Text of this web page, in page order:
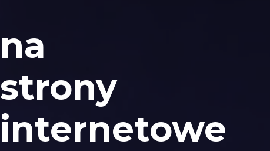
na
strony
internetowe